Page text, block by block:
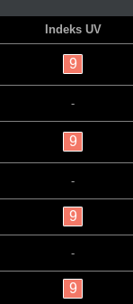
Indeks UV
9
-
9
-
9
-
9